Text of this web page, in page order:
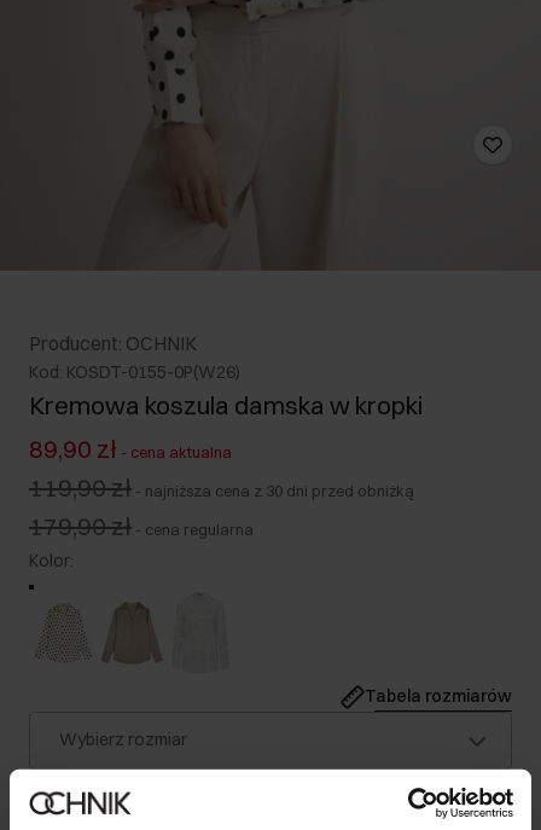
Producent: OCHNIK
Kod: KOSDT-0155-0P(W26)
Kremowa koszula damska w kropki
89,90 zł - cena aktualna
119,90 zł - najniższa cena z 30 dni przed obniżką
179,90 zł - cena regularna
Kolor:
Tabela rozmiarów
Wybierz rozmiar
Wysyłka w 1 dzień roboczy